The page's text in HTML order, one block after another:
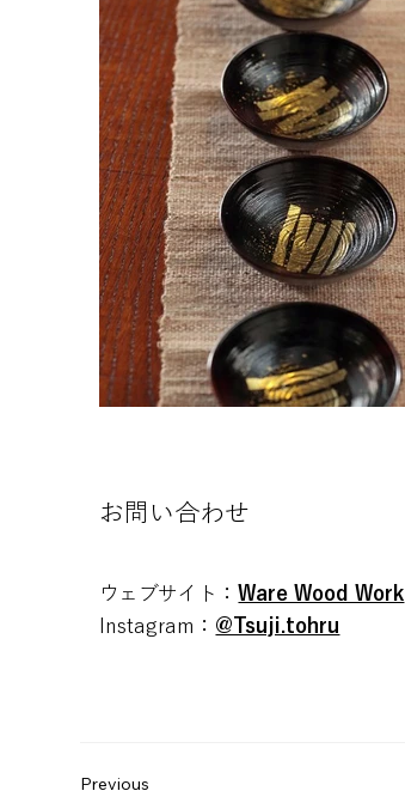
​お問い合わせ
ウェブサイト：Ware Wood Work
Instagram： @Tsuji.tohru
Previous